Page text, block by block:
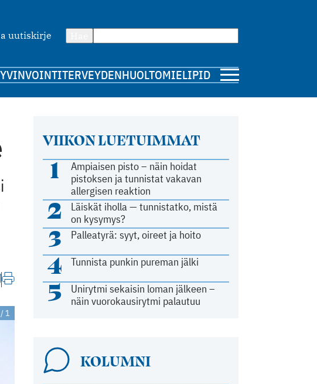
uutiskirje
TERVEYDENHUOLTOMIELIPIDE
VIIKON LUETUIMMAT
1
Ampiaisen pisto – näin hoidat
pistoksen ja tunnistat vakavan
allergisen reaktion
2
Läiskät iholla — tunnistatko, mistä
on kysymys?
3 Palleatyrä: syyt, oireet ja hoito
4 Tunnista punkin pureman jälki
5
Unirytmi sekaisin loman jälkeen –
näin vuorokausirytmi palautuu
KOLUMNI
1